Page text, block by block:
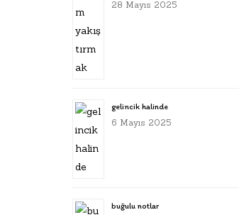
28 Mayıs 2025
gelincik halinde
6 Mayıs 2025
buğulu notlar